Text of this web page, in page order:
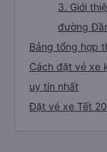
3. Giới
đường
Bảng tổng hợp
Cách đặt vé xe
uy tín nhất
Đặt vé xe Tết